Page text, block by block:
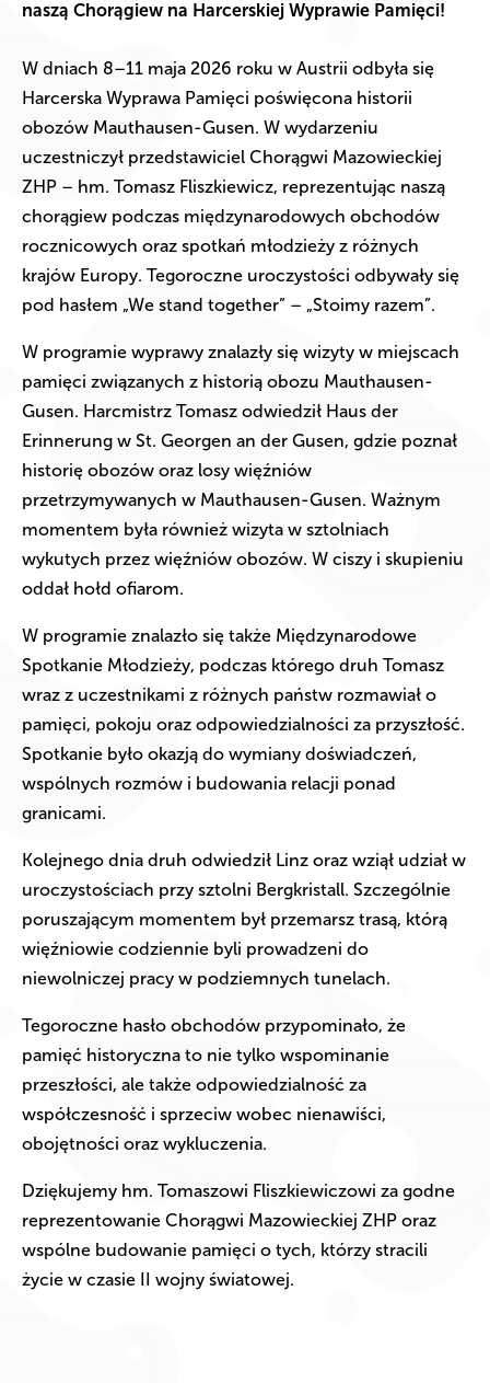
naszą Chorągiew na Harcerskiej Wyprawie Pamięci!
W dniach 8–11 maja 2026 roku w Austrii odbyła się
Harcerska Wyprawa Pamięci poświęcona historii
obozów Mauthausen-Gusen. W wydarzeniu
uczestniczył przedstawiciel Chorągwi Mazowieckiej
ZHP – hm. Tomasz Fliszkiewicz, reprezentując naszą
chorągiew podczas międzynarodowych obchodów
rocznicowych oraz spotkań młodzieży z różnych
krajów Europy. Tegoroczne uroczystości odbywały się
pod hasłem „We stand together” – „Stoimy razem”.
W programie wyprawy znalazły się wizyty w miejscach
pamięci związanych z historią obozu Mauthausen-
Gusen. Harcmistrz Tomasz odwiedził Haus der
Erinnerung w St. Georgen an der Gusen, gdzie poznał
historię obozów oraz losy więźniów
przetrzymywanych w Mauthausen-Gusen. Ważnym
momentem była również wizyta w sztolniach
wykutych przez więźniów obozów. W ciszy i skupieniu
oddał hołd ofiarom.
W programie znalazło się także Międzynarodowe
Spotkanie Młodzieży, podczas którego druh Tomasz
wraz z uczestnikami z różnych państw rozmawiał o
pamięci, pokoju oraz odpowiedzialności za przyszłość.
Spotkanie było okazją do wymiany doświadczeń,
wspólnych rozmów i budowania relacji ponad
granicami.
Kolejnego dnia druh odwiedził Linz oraz wziął udział w
uroczystościach przy sztolni Bergkristall. Szczególnie
poruszającym momentem był przemarsz trasą, którą
więźniowie codziennie byli prowadzeni do
niewolniczej pracy w podziemnych tunelach.
Tegoroczne hasło obchodów przypominało, że
pamięć historyczna to nie tylko wspominanie
przeszłości, ale także odpowiedzialność za
współczesność i sprzeciw wobec nienawiści,
obojętności oraz wykluczenia.
Dziękujemy hm. Tomaszowi Fliszkiewiczowi za godne
reprezentowanie Chorągwi Mazowieckiej ZHP oraz
wspólne budowanie pamięci o tych, którzy stracili
życie w czasie II wojny światowej.